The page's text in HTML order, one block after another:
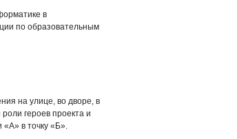
в
по образовательным
на улице, во дворе, в
героев проекта и
«А» в точку «Б».